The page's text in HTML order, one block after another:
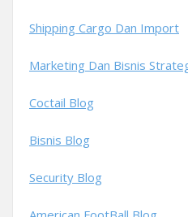
Shipping Cargo Dan Import
Marketing Dan Bisnis
Coctail Blog
Bisnis Blog
Security Blog